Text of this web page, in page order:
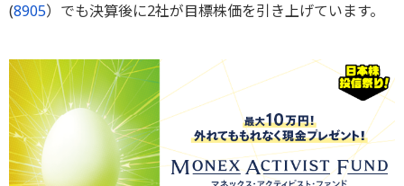
(8905）でも決算後に2社が目標株価を引き上げています。